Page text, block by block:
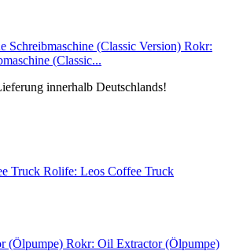
Rokr:
(Classic...
innerhalb Deutschlands!
Rolife: Leos Coffee Truck
Rokr: Oil Extractor (Ölpumpe)